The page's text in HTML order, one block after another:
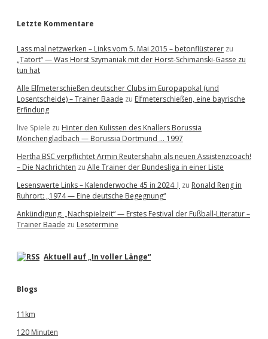
Letzte Kommentare
Lass mal netzwerken – Links vom 5. Mai 2015 – betonflüsterer zu
„Tatort“ — Was Horst Szymaniak mit der Horst-Schimanski-Gasse zu
tun hat
Alle Elfmeterschießen deutscher Clubs im Europapokal (und
Losentscheide) – Trainer Baade zu Elfmeterschießen, eine bayrische
Erfindung
live Spiele zu Hinter den Kulissen des Knallers Borussia
Mönchengladbach — Borussia Dortmund … 1997
Hertha BSC verpflichtet Armin Reutershahn als neuen Assistenzcoach!
– Die Nachrichten zu Alle Trainer der Bundesliga in einer Liste
Lesenswerte Links – Kalenderwoche 45 in 2024 | zu Ronald Reng in
Ruhrort: „1974 — Eine deutsche Begegnung“
Ankündigung: „Nachspielzeit“ — Erstes Festival der Fußball-Literatur –
Trainer Baade zu Lesetermine
Aktuell auf „In voller Länge“
Blogs
11km
120 Minuten